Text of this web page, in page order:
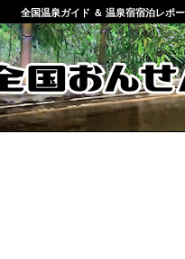
全国温泉ガイド ＆ 温泉宿宿泊レポ